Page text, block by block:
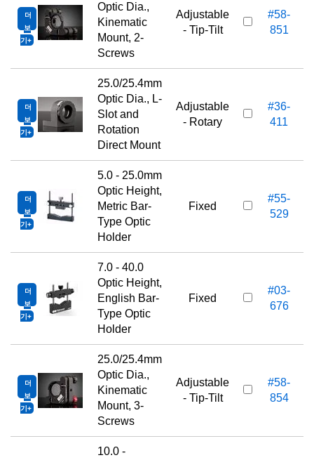
더
보
기
Optic Dia.,
Kinematic
Mount, 2-
Screws
Adjustable
- Tip-Tilt
#58-
851
더
보
기
25.0/25.4mm
Optic Dia., L-
Slot and
Rotation
Direct Mount
Adjustable
- Rotary
#36-
411
더
보
기
5.0 - 25.0mm
Optic Height,
Metric Bar-
Type Optic
Holder
Fixed
#55-
529
더
보
기
7.0 - 40.0
Optic Height,
English Bar-
Type Optic
Holder
Fixed
#03-
676
더
보
기
25.0/25.4mm
Optic Dia.,
Kinematic
Mount, 3-
Screws
Adjustable
- Tip-Tilt
#58-
854
10.0 -